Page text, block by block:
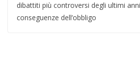
dibattiti più controversi degli ultimi
conseguenze dell’obbligo